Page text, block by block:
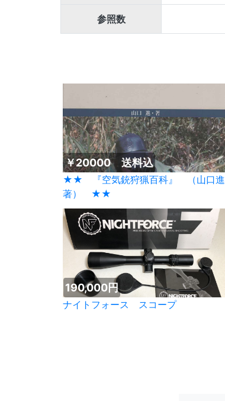
参照数
￥20000 送料込
★★ 『空気銃狩猟百科』 （山口進
著） ★★
190,000円
ナイトフォース スコープ